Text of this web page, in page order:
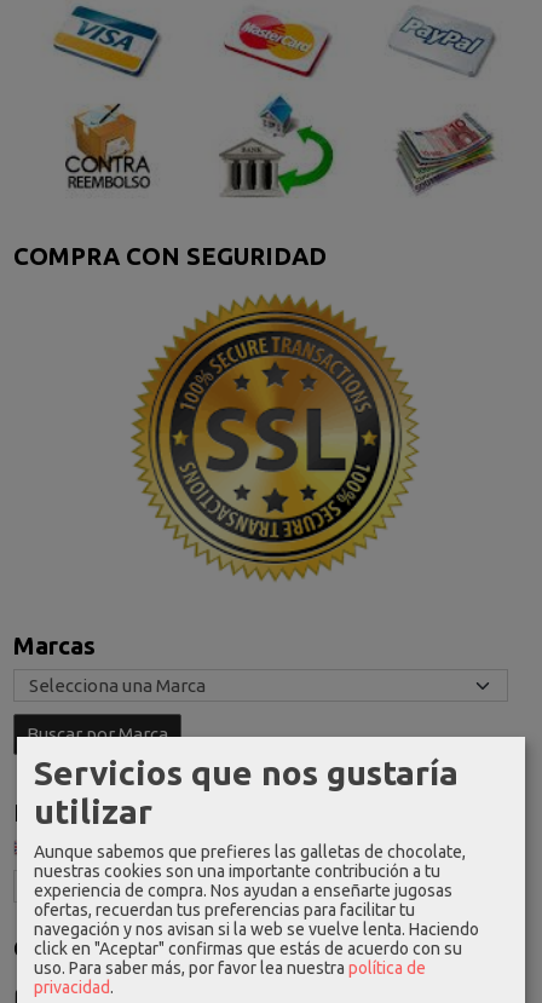
COMPRA CON SEGURIDAD
Marcas
Idioma
Costes de Envío
GRATIS *
Servicios que nos gustaría
utilizar
Aunque sabemos que prefieres las galletas de chocolate,
nuestras cookies son una importante contribución a tu
experiencia de compra. Nos ayudan a enseñarte jugosas
ofertas, recuerdan tus preferencias para facilitar tu
navegación y nos avisan si la web se vuelve lenta. Haciendo
click en "Aceptar" confirmas que estás de acuerdo con su
uso. Para saber más, por favor lea nuestra política de
privacidad.